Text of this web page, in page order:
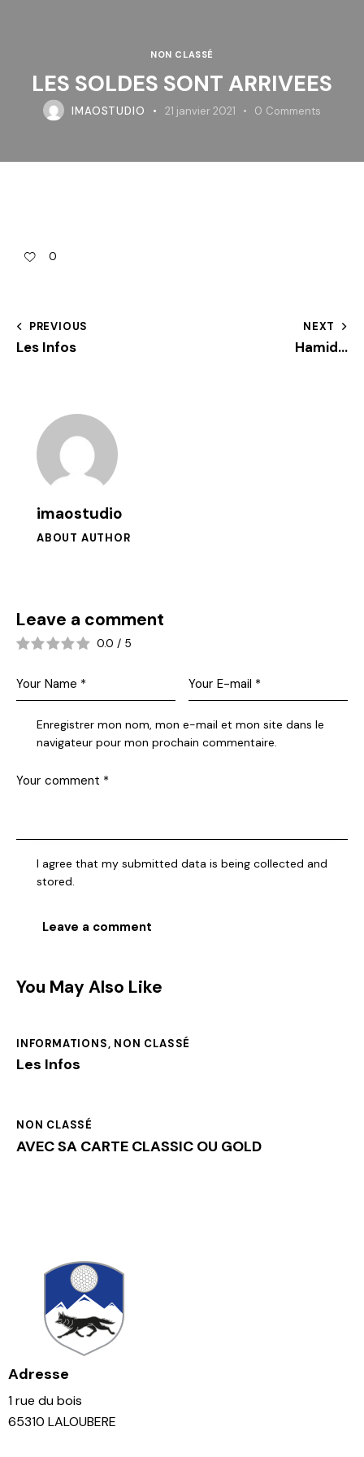
NON CLASSÉ
LES SOLDES SONT ARRIVEES
IMAOSTUDIO 21 janvier 2021 0 Comments
0
PREVIOUS
Les Infos
NEXT
Hamid…
imaostudio
ABOUT AUTHOR
Leave a comment
0.0 / 5
Enregistrer mon nom, mon e-mail et mon site dans le
navigateur pour mon prochain commentaire.
I agree that my submitted data is being collected and
stored.
You May Also Like
INFORMATIONS, NON CLASSÉ
Les Infos
NON CLASSÉ
AVEC SA CARTE CLASSIC OU GOLD
Adresse
1 rue du bois
65310 LALOUBERE